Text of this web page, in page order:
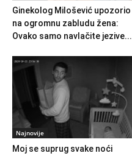
Ginekolog Milošević upozorio
na ogromnu zabludu žena:
Ovako samo navlačite jezive...
Najnovije
Moj se suprug svake noći